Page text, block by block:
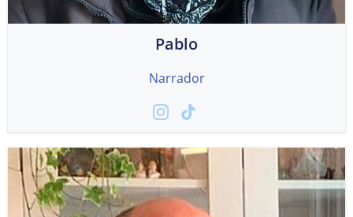
Pablo
Narrador